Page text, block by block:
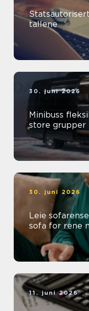
Statsautorisert
tallene
30. juni 2026
Minibuss fleksibel transport for små og
store grupper
30. juni 2026
Leie
sofa for rene
11. juni 2026